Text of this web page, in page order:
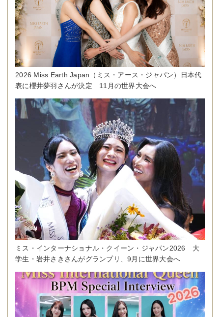
2026 Miss Earth Japan（ミス・アース・ジャパン）日本代
表に櫻井夢羽さんが決定 11月の世界大会へ
ミス・インターナショナル・クイーン・ジャパン2026 大
学生・岩井さきさんがグランプリ、9月に世界大会へ